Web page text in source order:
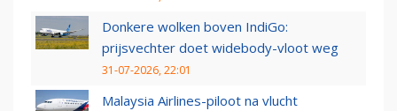
Donkere wolken boven IndiGo:
prijsvechter doet widebody-vloot weg
31-07-2026, 22:01
Malaysia Airlines-piloot na vlucht